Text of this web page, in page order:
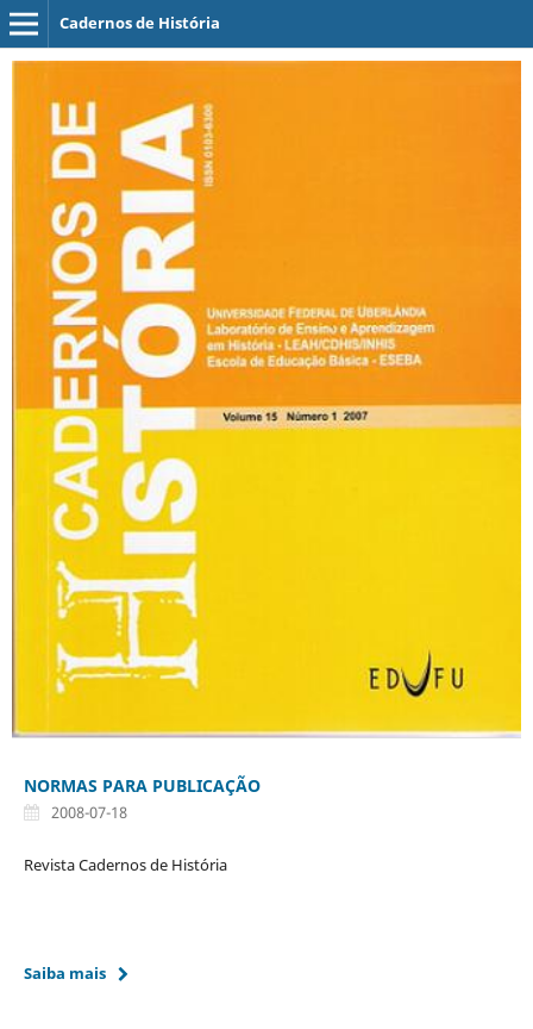
Cadernos de História
NORMAS PARA PUBLICAÇÃO
2008-07-18
Revista Cadernos de História
Saiba mais